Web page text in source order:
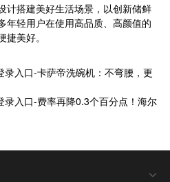
计搭建美好生活场景，以创新储鲜
年轻用户在使用高品质、高颜值的
美好。
录入口-卡萨帝洗碗机：不弯腰，更
入口-费率再降0.3个百分点！海尔